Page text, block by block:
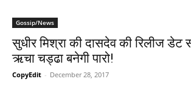
Gossip/News
सुधीर मिश्रा की दासदेव की रिलीज
ऋचा चड्ढा बनेगी पारो!
CopyEdit - December 28, 2017